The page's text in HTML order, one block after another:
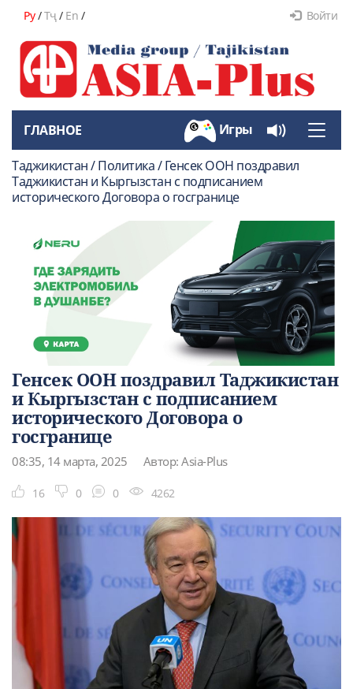
Ру/Тҷ/ En / Войти
Toggle
ГЛАВНОЕ Игры
Таджикистан / Политика / Генcек ООН поздравил
Таджикистан и Кыргызстан с подписанием
исторического Договора о госгранице
Генcек ООН поздравил Таджикистан
и Кыргызстан с подписанием
исторического Договора о
госгранице
08:35, 14 марта, 2025 Автор: Asia-Plus
16 0 0 4262